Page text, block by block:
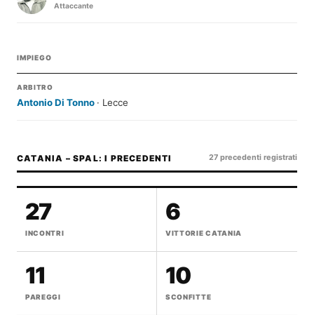
Attaccante
IMPIEGO
ARBITRO
Antonio Di Tonno · Lecce
CATANIA – SPAL: I PRECEDENTI 27 precedenti registrati
27
INCONTRI
6
VITTORIE CATANIA
11
PAREGGI
10
SCONFITTE